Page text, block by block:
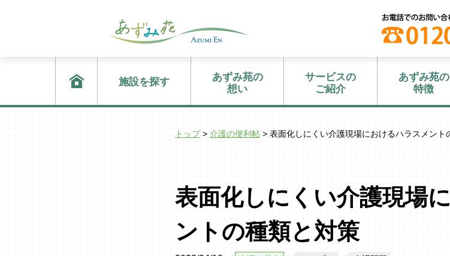
施設を探す
あずみ苑の
想い
サービスの
ご紹介
あずみ苑の
特徴
トップ> 介護の便利帖 > 表面化しにくい介護現場におけるハラスメント
表面化しにくい介護現場
ントの種類と対策